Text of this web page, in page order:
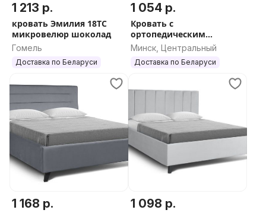
1 213 р.
кровать Эмилия 18ТС
микровелюр шоколад
Гомель
Доставка по Беларуси
1 054 р.
Кровать с
ортопедическим
матрасом
Минск, Центральный
Доставка по Беларуси
1 168 р. 1 098 р.